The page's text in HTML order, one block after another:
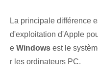
La principale différence
d'exploitation d'Apple
e Windows est le
r les ordinateurs PC.